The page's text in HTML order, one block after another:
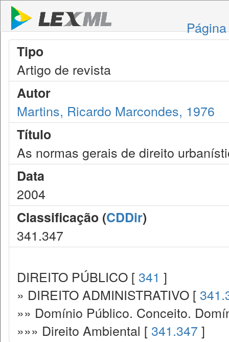
Tipo
Artigo de revista
Autor
Martins, Ricardo Marcondes, 1976
Título
As normas gerais de direito
Data
2004
Classificação (CDDir)
341.347
DIREITO PÚBLICO [ 341 ]
» DIREITO ADMINISTRATIVO [
»» Domínio Público. Conceito.
»»» Direito Ambiental [ 341.347 ]